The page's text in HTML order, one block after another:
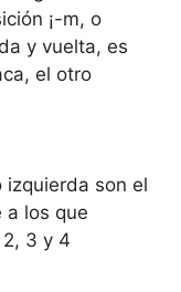
¡-m, o
y vuelta, es
el otro
son el
a los que
3 y 4